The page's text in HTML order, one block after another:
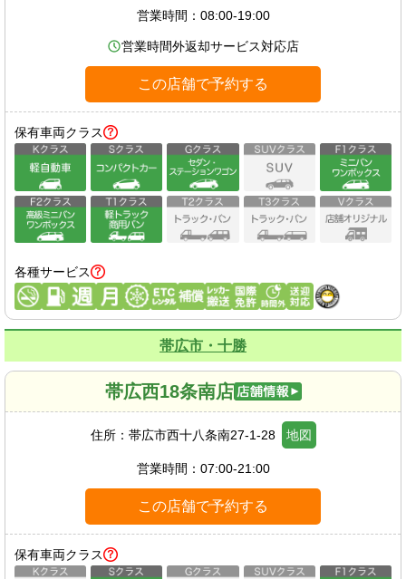
営業時間： 08:00-19:00
営業時間外返却サービス対応店
この店舗で予約する
保有車両クラス
各種サービス
帯広市・十勝
帯広西18条南店
住所： 帯広市西十八条南27-1-28 地図
営業時間： 07:00-21:00
この店舗で予約する
保有車両クラス